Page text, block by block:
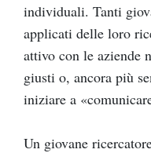
individuali. Tanti
applicati delle loro
attivo con le aziende
giusti o, ancora più
iniziare a
Un giovane